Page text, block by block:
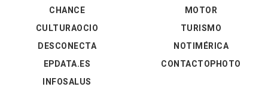
CHANCE
CULTURAOCIO
DESCONECTA
EPDATA.ES
INFOSALUS
MOTOR
TURISMO
NOTIMÉRICA
CONTACTOPHOTO